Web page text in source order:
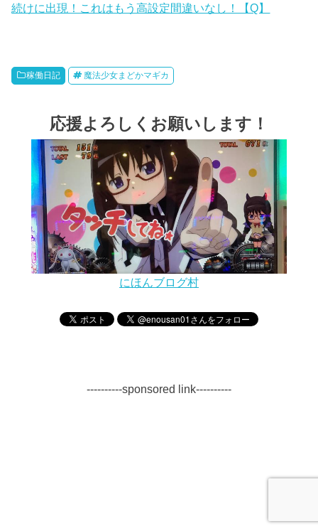
続けに出現！これはもう高設定間違いなし！【Q】
稼働日記 魔法少女まどかマギカ
応援よろしくお願いします！
にほんブログ村
----------sponsored link----------